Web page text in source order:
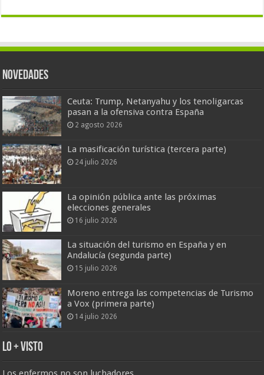
Novedades
Ceuta: Trump, Netanyahu y los tenoligarcas
pasan a la ofensiva contra España
2 agosto 2026
La masificación turística (tercera parte)
24 julio 2026
La opinión pública ante las próximas
elecciones generales
16 julio 2026
La situación del turismo en España y en
Andalucía (segunda parte)
15 julio 2026
Moreno entrega las competencias de Turismo
a Vox (primera parte)
14 julio 2026
Lo + Visto